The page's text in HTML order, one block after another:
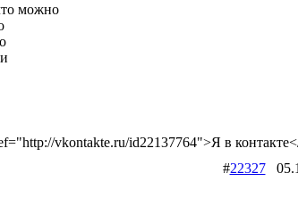
можно
vkontakte.ru/id22137764">Я в
#22327